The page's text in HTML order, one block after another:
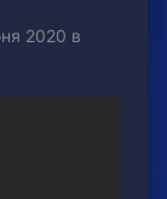
2020 в